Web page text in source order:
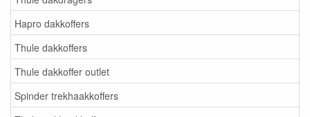
Hapro dakkoffers
Thule dakkoffers
Thule dakkoffer outlet
Spinder trekhaakkoffers